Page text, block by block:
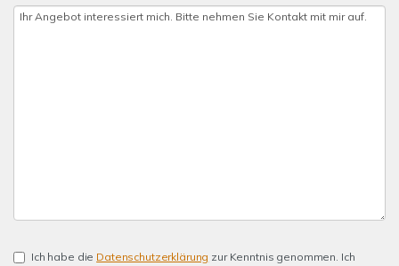
Ich habe die Datenschutzerklärung zur Kenntnis genommen. Ich